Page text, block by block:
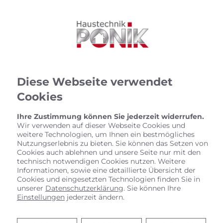
Heizen mit Wärmepumpe
Haustechnik Ponik: Ihr Experte für
Diese Webseite verwendet
Cookies
Ihre Zustimmung können Sie jederzeit widerrufen.
Wir verwenden auf dieser Webseite Cookies und
weitere Technologien, um Ihnen ein bestmögliches
Nutzungserlebnis zu bieten. Sie können das Setzen von
Cookies auch ablehnen und unsere Seite nur mit den
technisch notwendigen Cookies nutzen. Weitere
Informationen, sowie eine detaillierte Übersicht der
Cookies und eingesetzten Technologien finden Sie in
unserer Datenschutzerklärung. Sie können Ihre
Einstellungen jederzeit ändern.